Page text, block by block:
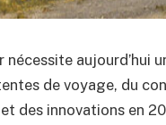
aujourd’hui
de voyage, du
des innovations en